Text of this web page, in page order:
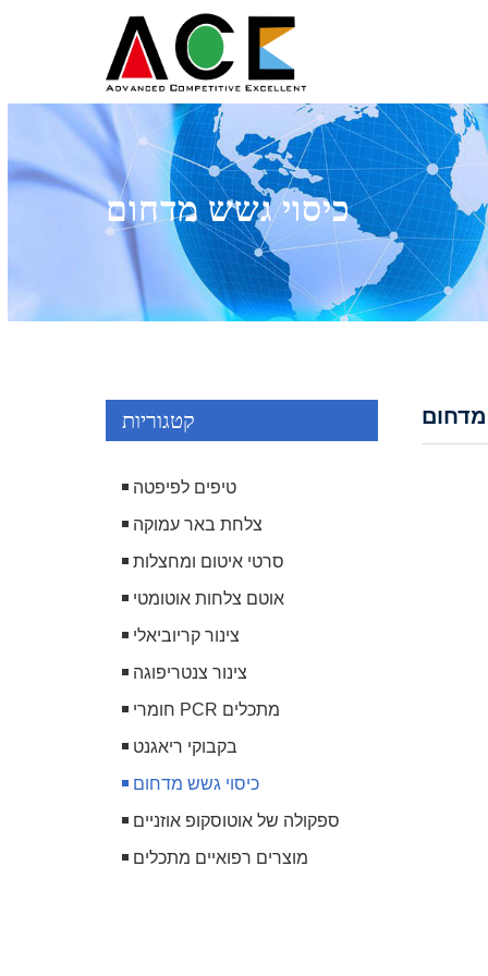
כיסוי גשש מדחום
קטגוריות
טיפים לפיפטה
צלחת באר עמוקה
סרטי איטום ומחצלות
אוטם צלחות אוטומטי
צינור קריוביאלי
צינור צנטריפוגה
חומרי PCR מתכלים
בקבוקי ריאגנט
כיסוי גשש מדחום
ספקולה של אוטוסקופ אוזניים
מוצרים רפואיים מתכלים